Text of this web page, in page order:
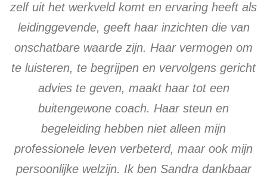
zelf uit het werkveld komt en ervaring heeft als
leidinggevende, geeft haar inzichten die van
onschatbare waarde zijn. Haar vermogen om
te luisteren, te begrijpen en vervolgens gericht
advies te geven, maakt haar tot een
buitengewone coach. Haar steun en
begeleiding hebben niet alleen mijn
professionele leven verbeterd, maar ook mijn
persoonlijke welzijn. Ik ben Sandra dankbaar